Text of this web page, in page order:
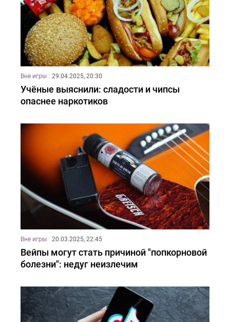
Вне игры 29.04.2025, 20:30
Учёные выяснили: сладости и чипсы
опаснее наркотиков
Вне игры 20.03.2025, 22:45
Вейпы могут стать причиной "попкорновой
болезни": недуг неизлечим